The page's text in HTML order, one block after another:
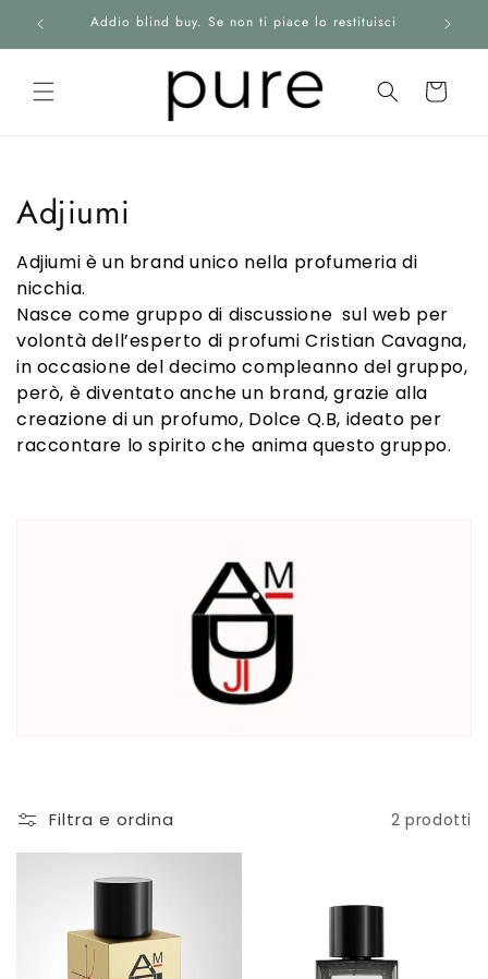
direttamente
ai contenuti
Addio blind buy. Se non ti piace lo restituisci
Carrello
PRODOTTI
BRANDS
BLOG
ABOUT
CONTATTI
C
o
l
l
e
z
i
Adjiumi
Adjiumi è un brand unico nella profumeria di
nicchia.
Nasce come gruppo di discussione sul web per
volontà dell’esperto di profumi Cristian Cavagna,
in occasione del decimo compleanno del gruppo,
però, è diventato anche un brand, grazie alla
creazione di un profumo, Dolce Q.B, ideato per
raccontare lo spirito che anima questo gruppo.
Filtra e ordina 2 prodotti